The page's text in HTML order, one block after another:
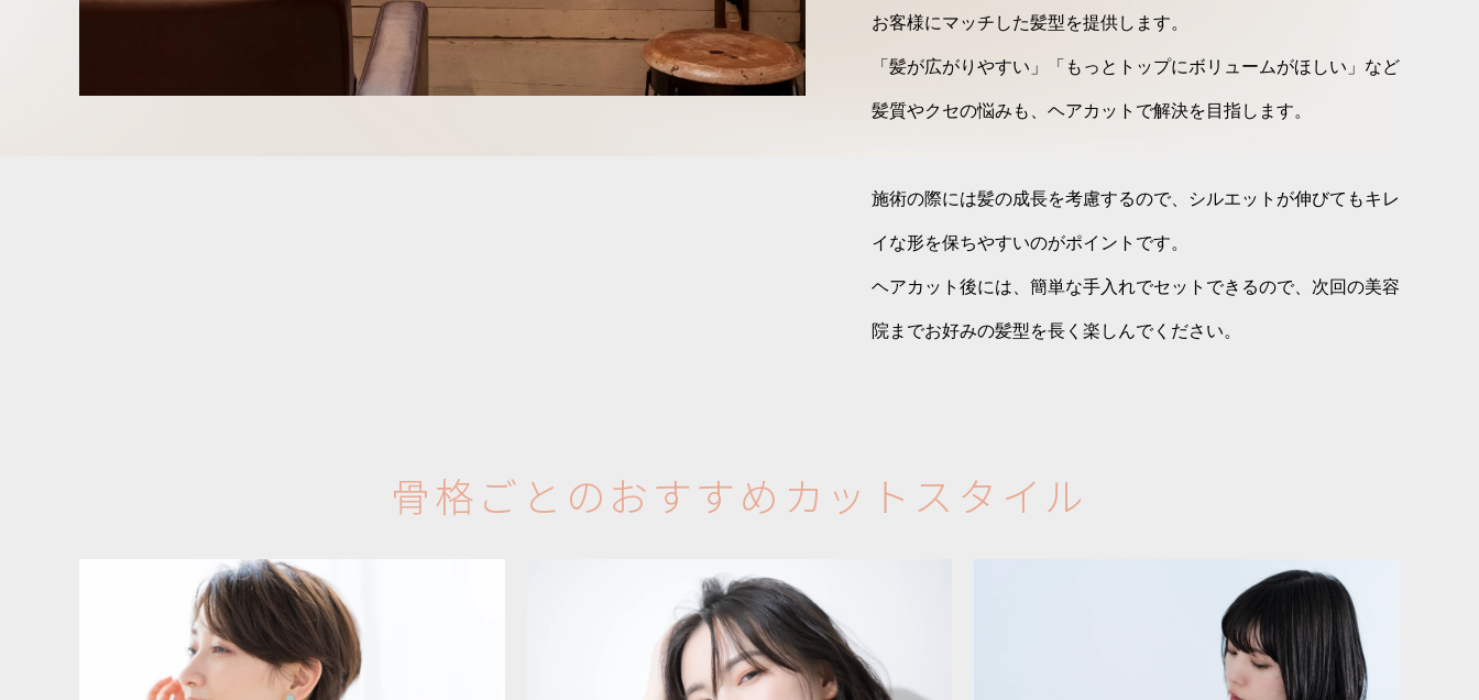
お客様にマッチした髪型を提供します。
「髪が広がりやすい」「もっとトップにボリュームがほしい」など
髪質やクセの悩みも、ヘアカットで解決を目指します。
施術の際には髪の成長を考慮するので、シルエットが伸びてもキレ
イな形を保ちやすいのがポイントです。
ヘアカット後には、簡単な手入れでセットできるので、次回の美容
院までお好みの髪型を長く楽しんでください。
骨格ご と のおすすめ カ ッ ト ス タ イ ル